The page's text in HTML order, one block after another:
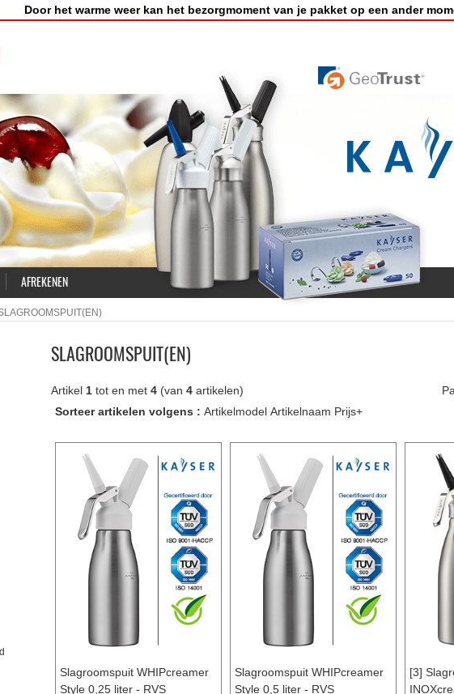
Door het warme weer kan het bezorgmoment van je pakket op een ander
AFREKENEN
SLAGROOMSPUIT(EN)
Artikel 1 tot en met 4 (van 4 artikelen)
Sorteer artikelen volgens : Artikelmodel Artikelnaam Prijs+
Slagroomspuit WHIPcreamer
Style 0,25 liter - RVS
Slagroomspuit WHIPcreamer
Style 0,5 liter - RVS
[3]